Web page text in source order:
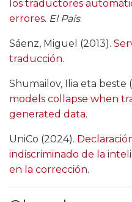
los traductores
errores. El País.
Sáenz, Miguel (2013).
traducción.
Shumailov, Ilia eta beste
models collapse when
generated data.
UniCo (2024).
indiscriminado de la
en la corrección.